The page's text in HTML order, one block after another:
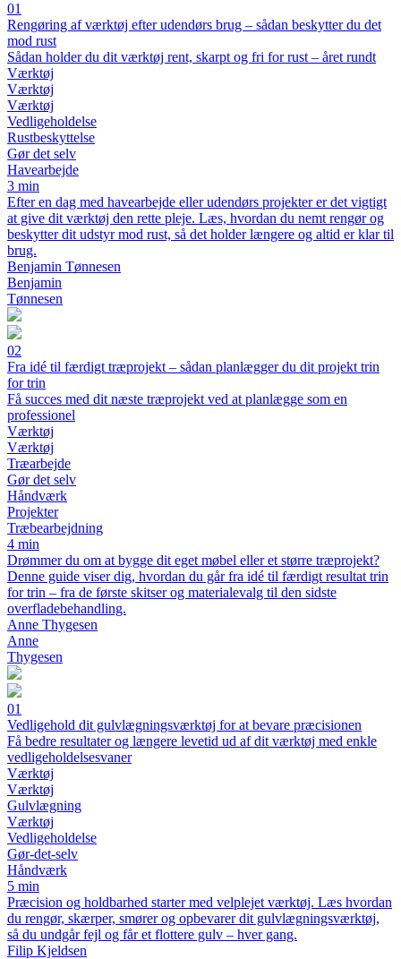
01
Rengøring af værktøj efter udendørs brug – sådan beskytter du det
mod rust
Sådan holder du dit værktøj rent, skarpt og fri for rust – året rundt
Værktøj
Værktøj
Værktøj
Vedligeholdelse
Rustbeskyttelse
Gør det selv
Havearbejde
3 min
Efter en dag med havearbejde eller udendørs projekter er det vigtigt
at give dit værktøj den rette pleje. Læs, hvordan du nemt rengør og
beskytter dit udstyr mod rust, så det holder længere og altid er klar til
brug.
Benjamin Tønnesen
Benjamin
Tønnesen
02
Fra idé til færdigt træprojekt – sådan planlægger du dit projekt trin
for trin
Få succes med dit næste træprojekt ved at planlægge som en
professionel
Værktøj
Værktøj
Træarbejde
Gør det selv
Håndværk
Projekter
Træbearbejdning
4 min
Drømmer du om at bygge dit eget møbel eller et større træprojekt?
Denne guide viser dig, hvordan du går fra idé til færdigt resultat trin
for trin – fra de første skitser og materialevalg til den sidste
overfladebehandling.
Anne Thygesen
Anne
Thygesen
01
Vedligehold dit gulvlægningsværktøj for at bevare præcisionen
Få bedre resultater og længere levetid ud af dit værktøj med enkle
vedligeholdelsesvaner
Værktøj
Værktøj
Gulvlægning
Værktøj
Vedligeholdelse
Gør-det-selv
Håndværk
5 min
Præcision og holdbarhed starter med velplejet værktøj. Læs hvordan
du rengør, skærper, smører og opbevarer dit gulvlægningsværktøj,
så du undgår fejl og får et flottere gulv – hver gang.
Filip Kjeldsen